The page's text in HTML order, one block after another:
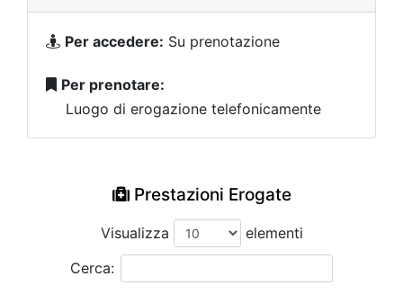
Per accedere: Su prenotazione
Per prenotare:
Luogo di erogazione telefonicamente
Prestazioni Erogate
Visualizza
elementi
Cerca: